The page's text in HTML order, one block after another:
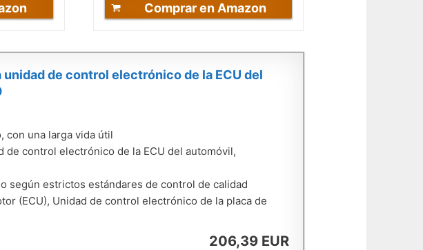
Comprar en Amazon
de control electrónico de la ECU del
con una larga vida útil
de control electrónico de la ECU del automóvil,
según estrictos estándares de control de calidad
(ECU), Unidad de control electrónico de la placa de
206,39 EUR